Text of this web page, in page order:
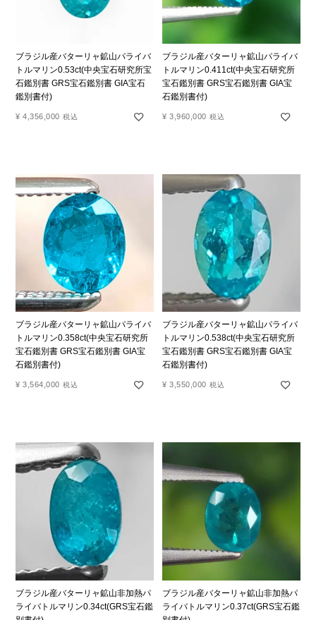
ブラジル産バターリャ鉱山パライバ
トルマリン0.53ct(中央宝石研究所宝
石鑑別書 GRS宝石鑑別書 GIA宝石
鑑別書付)
¥ 4,356,000 税込
ブラジル産バターリャ鉱山パライバ
トルマリン0.411ct(中央宝石研究所
宝石鑑別書 GRS宝石鑑別書 GIA宝
石鑑別書付)
¥ 3,960,000 税込
ブラジル産バターリャ鉱山パライバ
トルマリン0.358ct(中央宝石研究所
宝石鑑別書 GRS宝石鑑別書 GIA宝
石鑑別書付)
¥ 3,564,000 税込
ブラジル産バターリャ鉱山パライバ
トルマリン0.538ct(中央宝石研究所
宝石鑑別書 GRS宝石鑑別書 GIA宝
石鑑別書付)
¥ 3,550,000 税込
ブラジル産バターリャ鉱山非加熱パ
ライバトルマリン0.34ct(GRS宝石鑑
ブラジル産バターリャ鉱山非加熱パ
ライバトルマリン0.37ct(GRS宝石鑑